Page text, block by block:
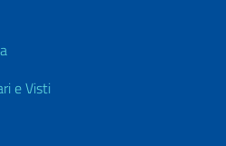
e Visti